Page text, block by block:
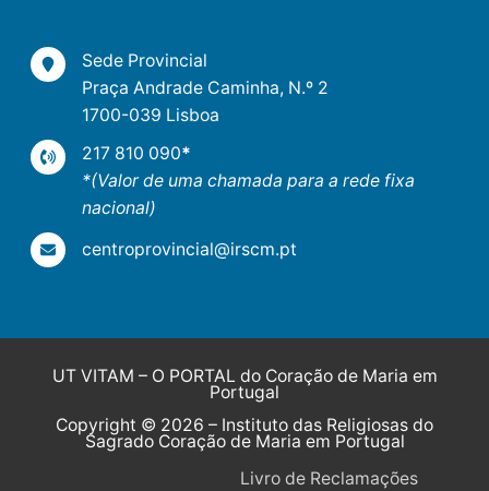
Sede Provincial
Praça Andrade Caminha, N.º 2
1700-039 Lisboa
217 810 090*
*(Valor de uma chamada para a rede fixa
nacional)
centroprovincial@irscm.pt
UT VITAM – O PORTAL do Coração de Maria em
Portugal
Copyright © 2026 – Instituto das Religiosas do
Sagrado Coração de Maria em Portugal
Livro de Reclamações